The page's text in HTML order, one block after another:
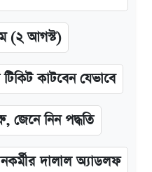
(২ আগস্ট)
কাটবেন যেভাবে
জেনে নিন পদ্ধতি
দালাল অ্যাডলফ